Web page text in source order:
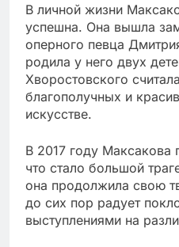
В личной жизни
успешна. Она вышла
оперного певца
родила у него двух
Хворостовского
благополучных и
искусстве.
В 2017 году Максакова
что стало большой
она продолжила свою
до сих пор радует
выступлениями на